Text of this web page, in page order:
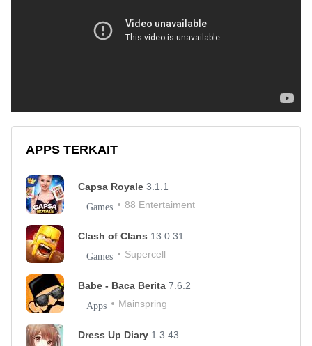
APPS TERKAIT
Capsa Royale 3.1.1
Games 88 Entertaiment
Clash of Clans 13.0.31
Games Supercell
Babe - Baca Berita 7.6.2
Apps Mainspring
Dress Up Diary 1.3.43